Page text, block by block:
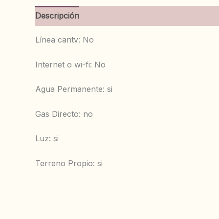
Descripción
Línea cantv: No
Internet o wi-fi: No
‌Agua Permanente: si
‌Gas Directo: no
‌Luz: si
‌Terreno Propio: si